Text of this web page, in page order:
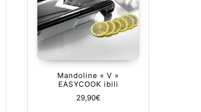
Mandoline « V »
EASYCOOK ibili
29,90€